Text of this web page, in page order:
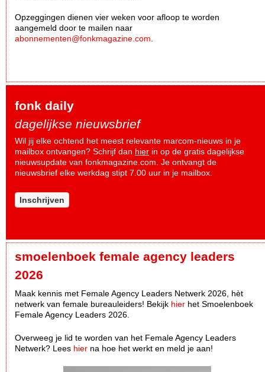
Opzeggingen dienen vier weken voor afloop te worden
aangemeld door te mailen naar
abonnementen@fonkmagazine.com.
fonk daily
dagelijkse nieuwsbrief
Wil jij elke ochtend het meest relevante marcom-nieuws in je
mailbox ontvangen? Schrijf dan hier in op de gratis dagelijkse
nieuwsupdate van fonkmagazine.com. Je ontvangt de
nieuwsbrief elke werkdag stipt 7.00 uur in je mailbox.
Inschrijven
smoelenboek female agency leaders
2026
Maak kennis met Female Agency Leaders Netwerk 2026, hèt
netwerk van female bureauleiders! Bekijk hier het Smoelenboek
Female Agency Leaders 2026.
Overweeg je lid te worden van het Female Agency Leaders
Netwerk? Lees hier na hoe het werkt en meld je aan!